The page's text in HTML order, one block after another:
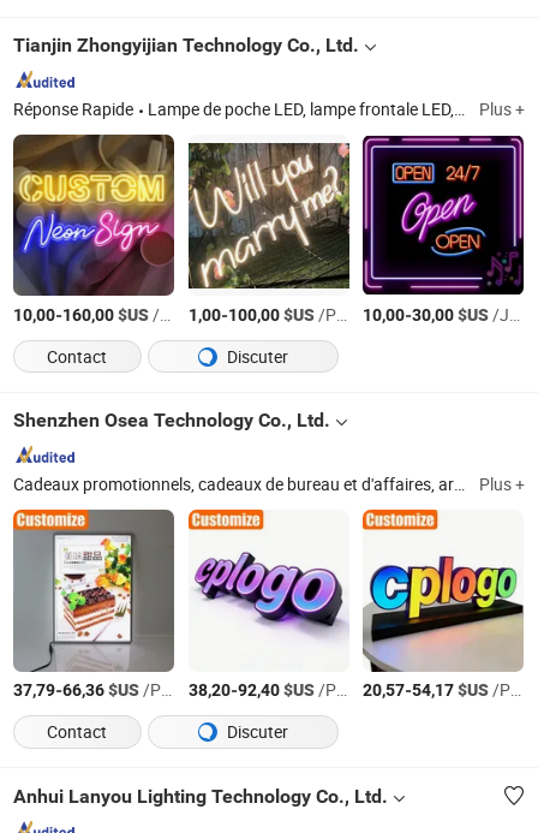
Tianjin Zhongyijian Technology Co., Ltd.
Réponse Rapide Lampe de poche LED, lampe frontale LED, lumière de camping, bande lumineuse, lampe de travail, lumière de vélo, lumière d'intérieur, lumière décorative, éclairage extérieur, enseigne néon personnalisée Plus +
10,00-160,00$US/Jeu 1,00-100,00$US/Pièce 10,00-30,00$US/Jeu
Contact
Discuter
Shenzhen Osea Technology Co., Ltd.
Cadeaux promotionnels, cadeaux de bureau et d'affaires, artisanat, maison et jardin, produits de sport, cadeaux personnalisés Plus +
37,79-66,36$US/Pièce 38,20-92,40$US/Pièce 20,57-54,17$US/Pièce
Contact
Discuter
Anhui Lanyou Lighting Technology Co., Ltd.